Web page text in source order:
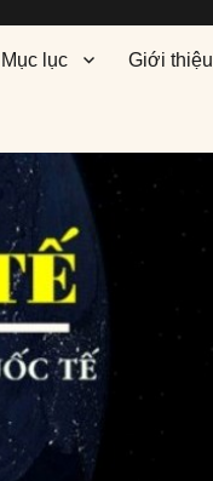
Mục lục Giới thiệu